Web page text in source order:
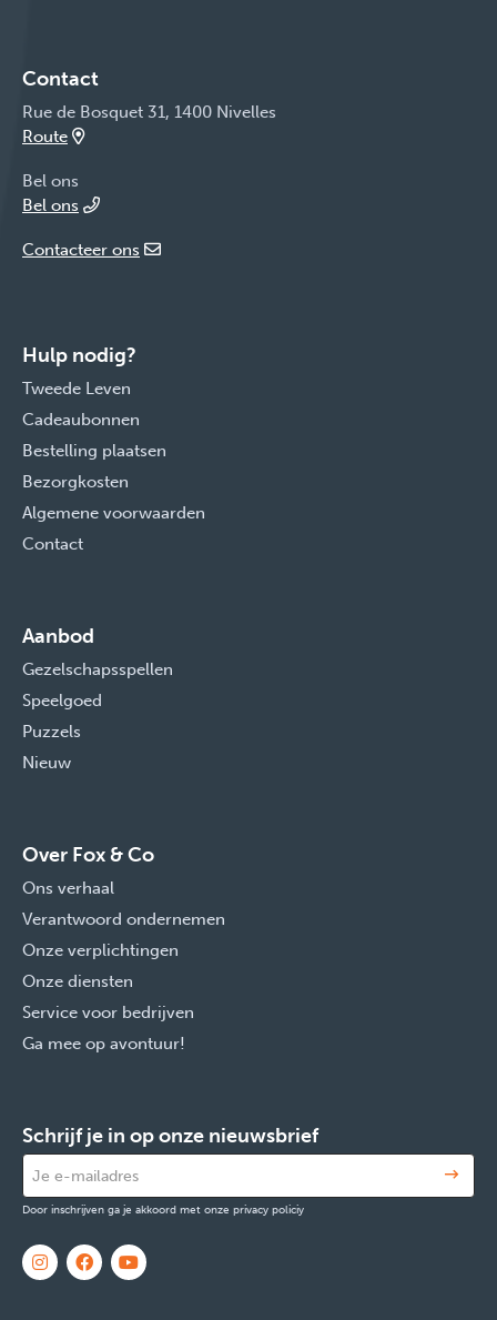
Contact
Rue de Bosquet 31, 1400 Nivelles
Route
Bel ons
Bel ons
Contacteer ons
Hulp nodig?
Tweede Leven
Cadeaubonnen
Bestelling plaatsen
Bezorgkosten
Algemene voorwaarden
Contact
Aanbod
Gezelschapsspellen
Speelgoed
Puzzels
Nieuw
Over Fox & Co
Ons verhaal
Verantwoord ondernemen
Onze verplichtingen
Onze diensten
Service voor bedrijven
Ga mee op avontuur!
Schrijf je in op onze nieuwsbrief
Door inschrijven ga je akkoord met onze privacy policiy